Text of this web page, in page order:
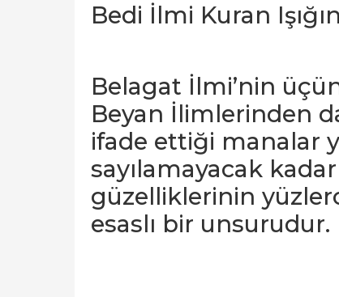
Bedi İlmi Kuran
Belagat İlmi’nin
Beyan İlimlerinden
ifade ettiği manalar
sayılamayacak
güzelliklerinin
esaslı bir unsurudur.